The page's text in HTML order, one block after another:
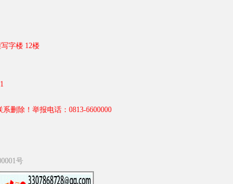
字楼 12楼
删除！举报电话：0813-6600000
号